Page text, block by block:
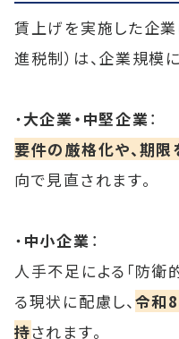
賃上げを実施した企
進税制）は、企業規模
・大企業・中堅企業 ：
要件の厳格化や、期
向で見直されます。
・ 中小企業 ：
人手不足による「防衛
る現状に配慮し、 令和
持されます。